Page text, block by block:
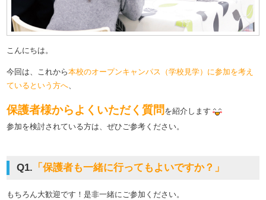
こんにちは。
今回は、これから本校のオープンキャンパス（学校見学）に参加を考え
ているという方へ
保護者様からよくいただく質問 を紹介します
参加を検討されている方は、ぜひご参考ください。
Q1. 「保護者も一緒に行ってもよいですか？」
もちろん大歓迎です！是非一緒にご参加ください。